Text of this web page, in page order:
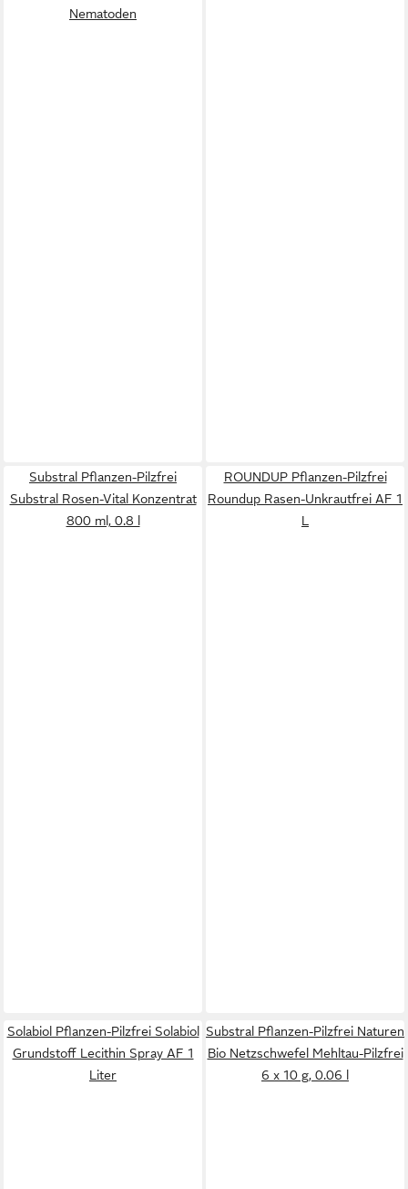
Nematoden
Substral Pflanzen-Pilzfrei
Substral Rosen-Vital Konzentrat
800 ml, 0.8 l
ROUNDUP Pflanzen-Pilzfrei
Roundup Rasen-Unkrautfrei AF 1
L
Solabiol Pflanzen-Pilzfrei Solabiol
Grundstoff Lecithin Spray AF 1
Liter
Substral Pflanzen-Pilzfrei Naturen
Bio Netzschwefel Mehltau-Pilzfrei
6 x 10 g, 0.06 l